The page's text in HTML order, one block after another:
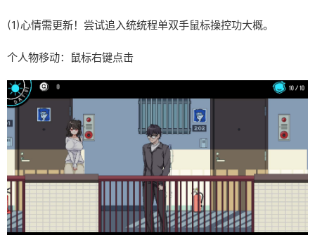
(1)心情需更新！尝试追入统统程单双手鼠标操控功大概。
个人物移动：鼠标右键点击